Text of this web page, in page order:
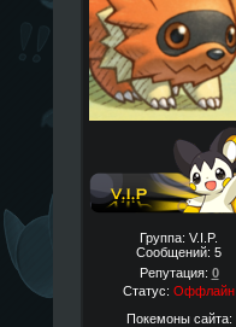
Группа: V.I.P.
Сообщений: 5
Репутация: 0
Статус: Оффлайн
Покемоны сайта: